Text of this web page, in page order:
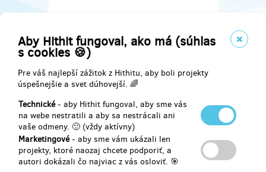
Aby Hithit fungoval, ako má (súhlas
s cookies 🍪)
Pre váš najlepší zážitok z Hithitu, aby boli projekty
úspešnejšie a svet dúhovejší. 🌈
Technické- aby Hithit fungoval, aby sme vás
na webe nestratili a aby sa nestrácali ani
vaše odmeny. 🙂 (vždy aktívny)
Marketingové- aby sme vám ukázali len
projekty, ktoré naozaj chcete podporiť, a
autori dokázali čo najviac z vás osloviť. 🎯
Najdete nás na